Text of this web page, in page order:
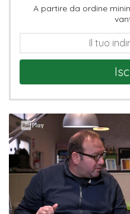
A partire da ordine